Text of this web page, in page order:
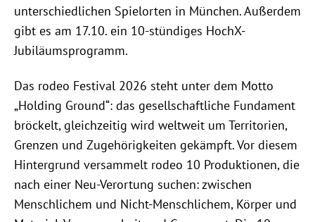
unterschiedlichen Spielorten in München. Außerdem
gibt es am 17.10. ein 10-stündiges HochX-
Jubiläumsprogramm.
Das rodeo Festival 2026 steht unter dem Motto
„Holding Ground“: das gesellschaftliche Fundament
bröckelt, gleichzeitig wird weltweit um Territorien,
Grenzen und Zugehörigkeiten gekämpft. Vor diesem
Hintergrund versammelt rodeo 10 Produktionen, die
nach einer Neu-Verortung suchen: zwischen
Menschlichem und Nicht-Menschlichem, Körper und